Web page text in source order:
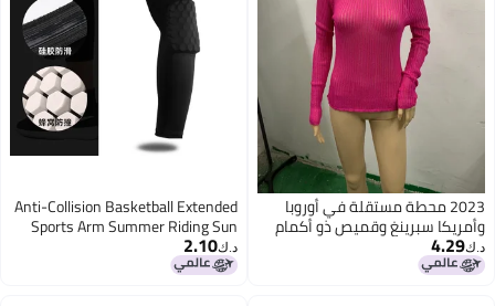
2023 محطة مستقلة في أوروبا
وأمريكا سبرينغ وقميص ذو أكمام
طويلة برقبة دائرية رقيقة وقابلة
للتنفس مصنوعة من الصوف
د.ك‏4.29
Anti-Collision Basketball Extended
Sports Arm Summer Riding Sun
Protection Sleeve Outdoor Running
Honeycomb Elbow Protector
د.ك‏2.10